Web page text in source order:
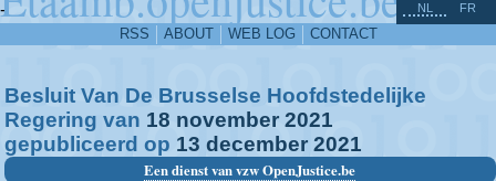
-
RSS ABOUT WEB LOG CONTACT
NL FR
Besluit Van De Brusselse Hoofdstedelijke
Regering van 18 november 2021
gepubliceerd op 13 december 2021
Een dienst van vzw OpenJustice.be
^